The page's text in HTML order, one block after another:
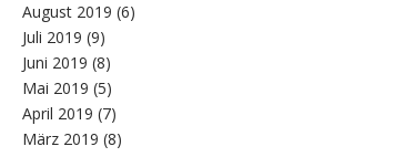
August 2019 (6)
Juli 2019 (9)
Juni 2019 (8)
Mai 2019 (5)
April 2019 (7)
März 2019 (8)